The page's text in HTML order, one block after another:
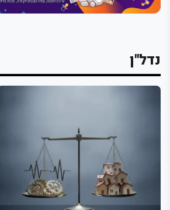
נדל"ן